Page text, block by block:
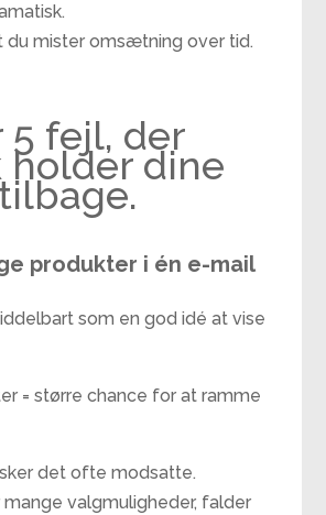
du mister omsætning over tid.
5 fejl, der
holder dine
produkter i én e-mail
som en god idé at vise
= større chance for at ramme
sker det ofte modsatte.
mange valgmuligheder, falder